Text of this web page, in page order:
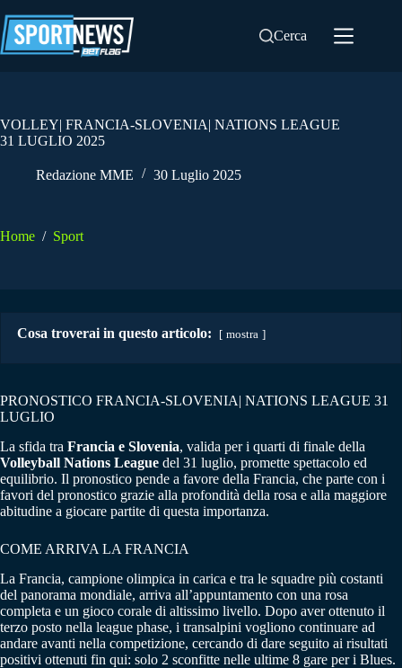
al
contenuto
Cerca
VOLLEY| FRANCIA-SLOVENIA| NATIONS LEAGUE
31 LUGLIO 2025
Redazione MME 30 Luglio 2025
Home / Sport
Cosa troverai in questo articolo: mostra
PRONOSTICO FRANCIA-SLOVENIA| NATIONS LEAGUE 31
LUGLIO
La sfida tra Francia e Slovenia, valida per i quarti di finale della
Volleyball Nations League del 31 luglio, promette spettacolo ed
equilibrio. Il pronostico pende a favore della Francia, che parte con i
favori del pronostico grazie alla profondità della rosa e alla maggiore
abitudine a giocare partite di questa importanza.
COME ARRIVA LA FRANCIA
La Francia, campione olimpica in carica e tra le squadre più costanti
del panorama mondiale, arriva all’appuntamento con una rosa
completa e un gioco corale di altissimo livello. Dopo aver ottenuto il
terzo posto nella league phase, i transalpini vogliono continuare ad
andare avanti nella competizione, cercando di dare seguito ai risultati
positivi ottenuti fin qui: solo 2 sconfitte nelle ultime 8 gare per i Blues.